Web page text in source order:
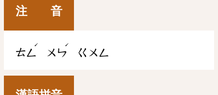
注 音
ㄊㄥ
ˊ
ㄨㄣ
ˊ
ㄍㄨㄥ